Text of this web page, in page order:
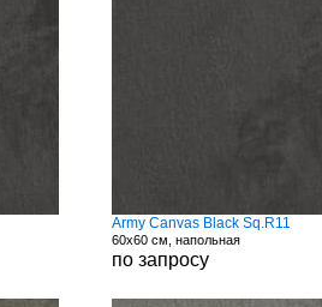
Army Canvas Black Sq.R11
60x60 см, напольная
по запросу